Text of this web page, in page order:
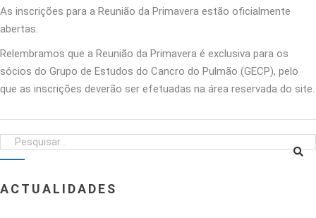
As inscrições para a Reunião da Primavera estão oficialmente
abertas.
Relembramos que a Reunião da Primavera é exclusiva para os
sócios do Grupo de Estudos do Cancro do Pulmão (GECP), pelo
que as inscrições deverão ser efetuadas na área reservada do site.
ACTUALIDADES